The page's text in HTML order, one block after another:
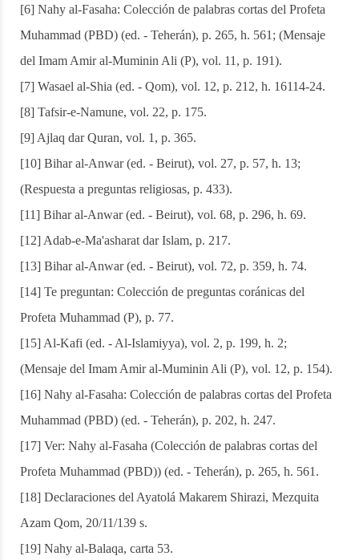
[6] Nahy al-Fasaha: Colección de palabras cortas del Profeta
Muhammad (PBD) (ed. - Teherán), p. 265, h. 561; (Mensaje
del Imam Amir al-Muminin Ali (P), vol. 11, p. 191).
[7] Wasael al-Shia (ed. - Qom), vol. 12, p. 212, h. 16114-24.
[8] Tafsir-e-Namune, vol. 22, p. 175.
[9] Ajlaq dar Quran, vol. 1, p. 365.
[10] Bihar al-Anwar (ed. - Beirut), vol. 27, p. 57, h. 13;
(Respuesta a preguntas religiosas, p. 433).
[11] Bihar al-Anwar (ed. - Beirut), vol. 68, p. 296, h. 69.
[12] Adab-e-Ma'asharat dar Islam, p. 217.
[13] Bihar al-Anwar (ed. - Beirut), vol. 72, p. 359, h. 74.
[14] Te preguntan: Colección de preguntas coránicas del
Profeta Muhammad (P), p. 77.
[15] Al-Kafi (ed. - Al-Islamiyya), vol. 2, p. 199, h. 2;
(Mensaje del Imam Amir al-Muminin Ali (P), vol. 12, p. 154).
[16] Nahy al-Fasaha: Colección de palabras cortas del Profeta
Muhammad (PBD) (ed. - Teherán), p. 202, h. 247.
[17] Ver: Nahy al-Fasaha (Colección de palabras cortas del
Profeta Muhammad (PBD)) (ed. - Teherán), p. 265, h. 561.
[18] Declaraciones del Ayatolá Makarem Shirazi, Mezquita
Azam Qom, 20/11/139 s.
[19] Nahy al-Balaqa, carta 53.